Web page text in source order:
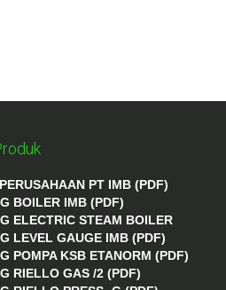
PT IMB (PDF)
BOILER IMB (PDF)
ELECTRIC STEAM BOILER
LEVEL GAUGE IMB (PDF)
POMPA KSB ETANORM (PDF)
RIELLO GAS /2 (PDF)